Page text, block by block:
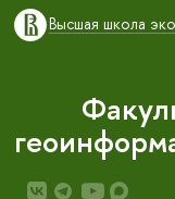
Высшая школа